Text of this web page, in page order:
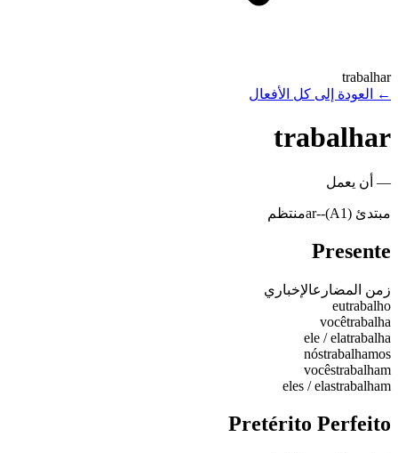
trabalhar
←
العودة إلى كل الأفعال
trabalhar
— أن يعمل
مبتدئ (A1) -
-ar منتظم
Presente
زمن المضارعالإخباري
eutrabalho
vocêtrabalha
ele / elatrabalha
nóstrabalhamos
vocêstrabalham
eles / elastrabalham
Pretérito Perfeito